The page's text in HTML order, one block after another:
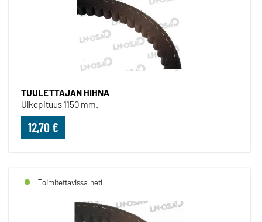
TUULETTAJAN HIHNA
Ulkopituus 1150 mm.
12,70 €
Toimitettavissa heti